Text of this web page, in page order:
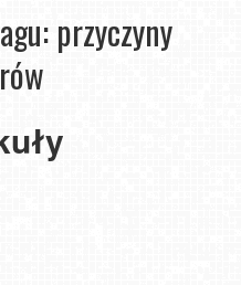
przyczyny